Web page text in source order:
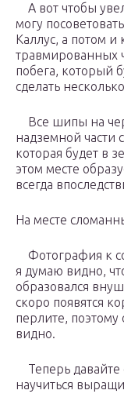
А вот чтобы
могу
Каллус, а потом
травмированных
побега, который
сделать
Все шипы на
надземной части
которая будет в
этом месте
всегда
На месте
Фотография к
я думаю видно,
образовался
скоро появятся
перлите,
видно.
Теперь давайте
научиться